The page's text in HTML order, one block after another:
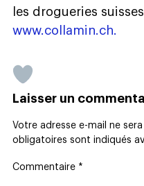
les drogueries
www.collamin.ch.
Laisser un
Votre adresse e-mail ne
obligatoires sont indiqués
Commentaire *